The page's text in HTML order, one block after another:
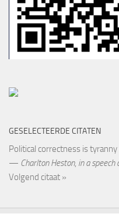
GESELECTEERDE CITATEN
Political correctness is
— Charlton Heston, in a
Volgend citaat »